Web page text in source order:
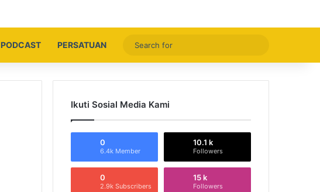
PODCAST PERSATUAN
for
Ikuti Sosial Media Kami
0
6.4k Member
10.1 k
Followers
0
2.9k Subscribers
15 k
Followers